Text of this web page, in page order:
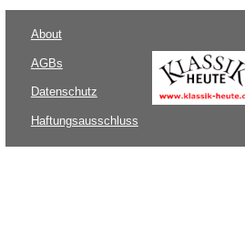
About
AGBs
Datenschutz
Haftungsausschluss